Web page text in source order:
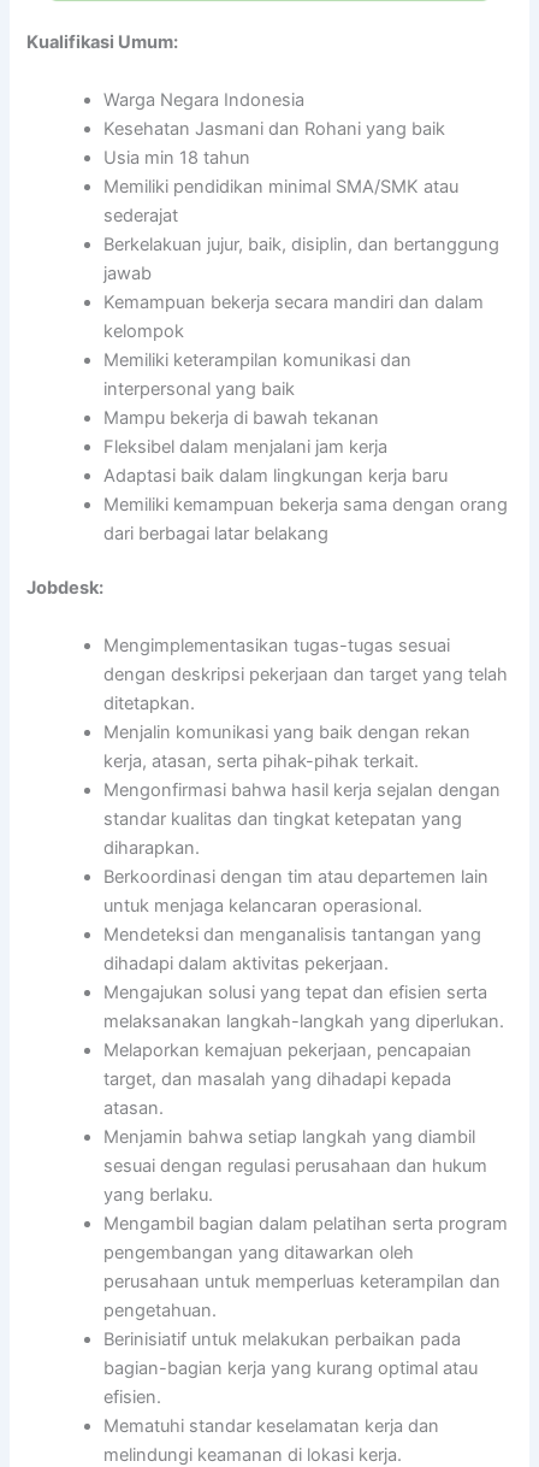
Kualifikasi Umum:
Warga Negara Indonesia
Kesehatan Jasmani dan Rohani yang baik
Usia min 18 tahun
Memiliki pendidikan minimal SMA/SMK atau
sederajat
Berkelakuan jujur, baik, disiplin, dan bertanggung
jawab
Kemampuan bekerja secara mandiri dan dalam
kelompok
Memiliki keterampilan komunikasi dan
interpersonal yang baik
Mampu bekerja di bawah tekanan
Fleksibel dalam menjalani jam kerja
Adaptasi baik dalam lingkungan kerja baru
Memiliki kemampuan bekerja sama dengan orang
dari berbagai latar belakang
Jobdesk:
Mengimplementasikan tugas-tugas sesuai
dengan deskripsi pekerjaan dan target yang telah
ditetapkan.
Menjalin komunikasi yang baik dengan rekan
kerja, atasan, serta pihak-pihak terkait.
Mengonfirmasi bahwa hasil kerja sejalan dengan
standar kualitas dan tingkat ketepatan yang
diharapkan.
Berkoordinasi dengan tim atau departemen lain
untuk menjaga kelancaran operasional.
Mendeteksi dan menganalisis tantangan yang
dihadapi dalam aktivitas pekerjaan.
Mengajukan solusi yang tepat dan efisien serta
melaksanakan langkah-langkah yang diperlukan.
Melaporkan kemajuan pekerjaan, pencapaian
target, dan masalah yang dihadapi kepada
atasan.
Menjamin bahwa setiap langkah yang diambil
sesuai dengan regulasi perusahaan dan hukum
yang berlaku.
Mengambil bagian dalam pelatihan serta program
pengembangan yang ditawarkan oleh
perusahaan untuk memperluas keterampilan dan
pengetahuan.
Berinisiatif untuk melakukan perbaikan pada
bagian-bagian kerja yang kurang optimal atau
efisien.
Mematuhi standar keselamatan kerja dan
melindungi keamanan di lokasi kerja.